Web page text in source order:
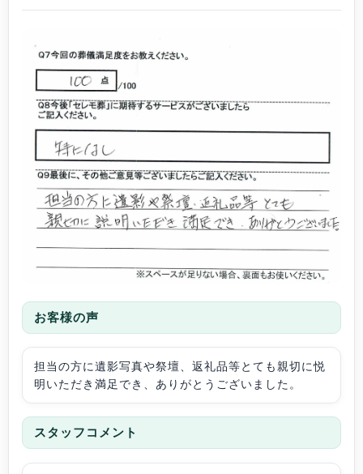
お客様の声
担当の方に遺影写真や祭壇、返礼品等とても親切に悦
明いただき満足でき、ありがとうございました。
スタッフコメント